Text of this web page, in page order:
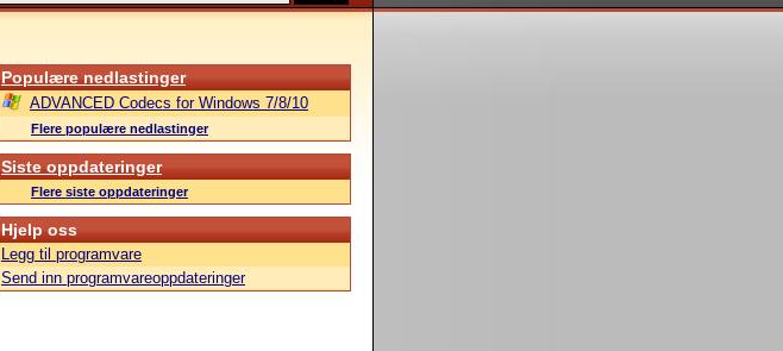
Populære nedlastinger
ADVANCED Codecs for Windows 7/8/10
Flere populære nedlastinger
Siste oppdateringer
Flere siste oppdateringer
Hjelp oss
Legg til programvare
Send inn programvareoppdateringer